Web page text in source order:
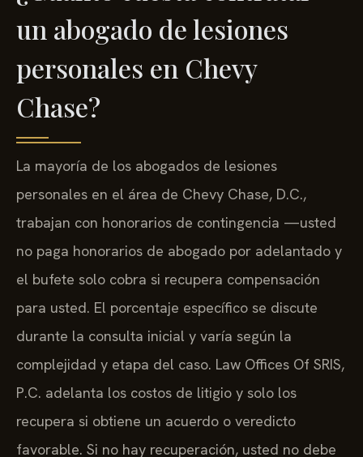
un abogado de lesiones
personales en Chevy
Chase?
La mayoría de los abogados de lesiones
personales en el área de Chevy Chase, D.C.,
trabajan con honorarios de contingencia —usted
no paga honorarios de abogado por adelantado y
el bufete solo cobra si recupera compensación
para usted. El porcentaje específico se discute
durante la consulta inicial y varía según la
complejidad y etapa del caso. Law Offices Of SRIS,
P.C. adelanta los costos de litigio y solo los
recupera si obtiene un acuerdo o veredicto
favorable. Si no hay recuperación, usted no debe